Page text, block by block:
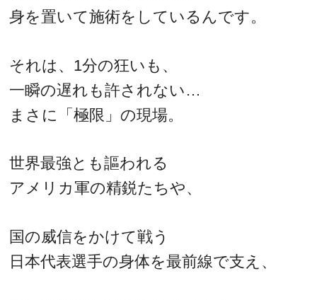
身を置いて施術をしているんです。
それは、1分の狂いも、
一瞬の遅れも許されない…
まさに「極限」の現場。
世界最強とも謳われる
アメリカ軍の精鋭たちや、
国の威信をかけて戦う
日本代表選手の身体を最前線で支え、